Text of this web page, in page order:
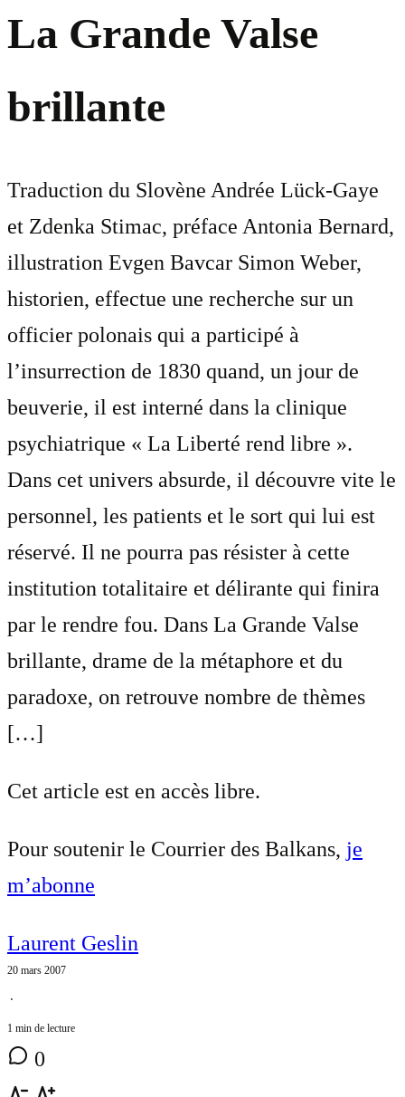
La Grande Valse
brillante
Traduction du Slovène Andrée Lück-Gaye
et Zdenka Stimac, préface Antonia Bernard,
illustration Evgen Bavcar Simon Weber,
historien, effectue une recherche sur un
officier polonais qui a participé à
l’insurrection de 1830 quand, un jour de
beuverie, il est interné dans la clinique
psychiatrique « La Liberté rend libre ».
Dans cet univers absurde, il découvre vite le
personnel, les patients et le sort qui lui est
réservé. Il ne pourra pas résister à cette
institution totalitaire et délirante qui finira
par le rendre fou. Dans La Grande Valse
brillante, drame de la métaphore et du
paradoxe, on retrouve nombre de thèmes
[…]
Cet article est en accès libre.
Pour soutenir le Courrier des Balkans, je
m’abonne
Laurent Geslin
20 mars 2007
⋅
1 min de lecture
0